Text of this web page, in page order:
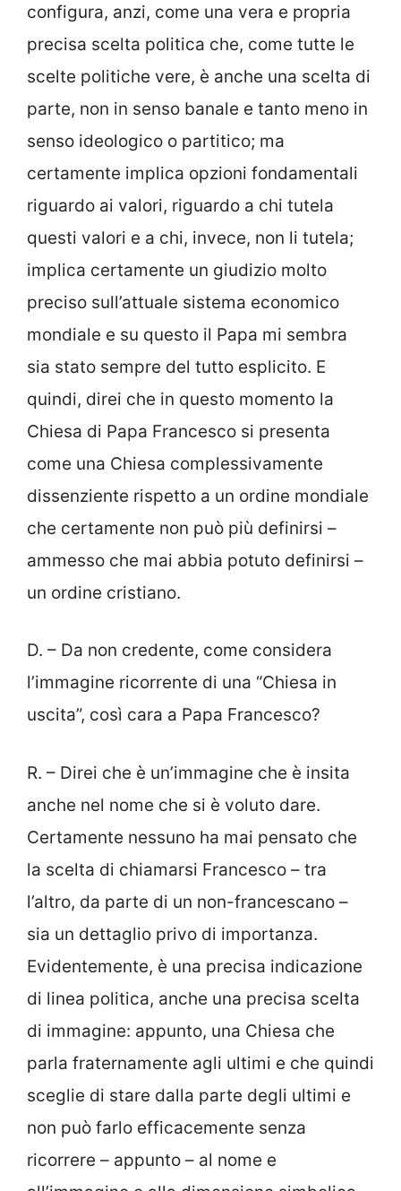
configura, anzi, come una vera e propria
precisa scelta politica che, come tutte le
scelte politiche vere, è anche una scelta di
parte, non in senso banale e tanto meno in
senso ideologico o partitico; ma
certamente implica opzioni fondamentali
riguardo ai valori, riguardo a chi tutela
questi valori e a chi, invece, non li tutela;
implica certamente un giudizio molto
preciso sull’attuale sistema economico
mondiale e su questo il Papa mi sembra
sia stato sempre del tutto esplicito. E
quindi, direi che in questo momento la
Chiesa di Papa Francesco si presenta
come una Chiesa complessivamente
dissenziente rispetto a un ordine mondiale
che certamente non può più definirsi –
ammesso che mai abbia potuto definirsi –
un ordine cristiano.
D. – Da non credente, come considera
l’immagine ricorrente di una “Chiesa in
uscita”, così cara a Papa Francesco?
R. – Direi che è un’immagine che è insita
anche nel nome che si è voluto dare.
Certamente nessuno ha mai pensato che
la scelta di chiamarsi Francesco – tra
l’altro, da parte di un non-francescano –
sia un dettaglio privo di importanza.
Evidentemente, è una precisa indicazione
di linea politica, anche una precisa scelta
di immagine: appunto, una Chiesa che
parla fraternamente agli ultimi e che quindi
sceglie di stare dalla parte degli ultimi e
non può farlo efficacemente senza
ricorrere – appunto – al nome e